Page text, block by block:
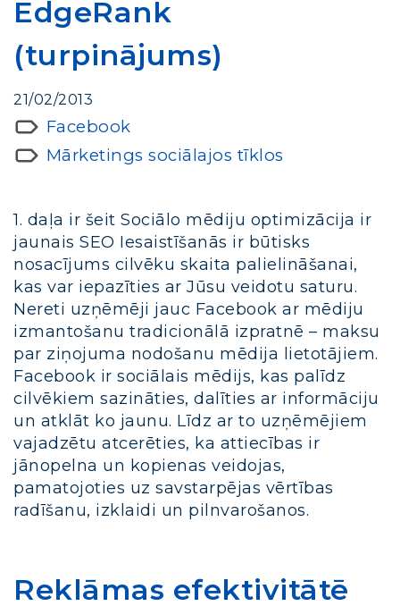
EdgeRank
(turpinājums)
21/02/2013
Facebook
Mārketings sociālajos tīklos
1. daļa ir šeit Sociālo mēdiju optimizācija ir
jaunais SEO Iesaistīšanās ir būtisks
nosacījums cilvēku skaita palielināšanai,
kas var iepazīties ar Jūsu veidotu saturu.
Nereti uzņēmēji jauc Facebook ar mēdiju
izmantošanu tradicionālā izpratnē – maksu
par ziņojuma nodošanu mēdija lietotājiem.
Facebook ir sociālais mēdijs, kas palīdz
cilvēkiem sazināties, dalīties ar informāciju
un atklāt ko jaunu. Līdz ar to uzņēmējiem
vajadzētu atcerēties, ka attiecības ir
jānopelna un kopienas veidojas,
pamatojoties uz savstarpējas vērtības
radīšanu, izklaidi un pilnvarošanos.
Reklāmas efektivitātē